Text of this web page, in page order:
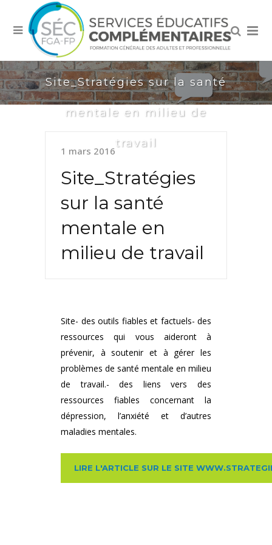
Site_Stratégies sur la santé
mentale en milieu de
travail
1 mars 2016
Site_Stratégies
sur la santé
mentale en
milieu de travail
Site- des outils fiables et factuels- des
ressources qui vous aideront à
prévenir, à soutenir et à gérer les
problèmes de santé mentale en milieu
de travail.- des liens vers des
ressources fiables concernant la
dépression, l’anxiété et d’autres
maladies mentales.
LIRE L'ARTICLE SUR LE SITE